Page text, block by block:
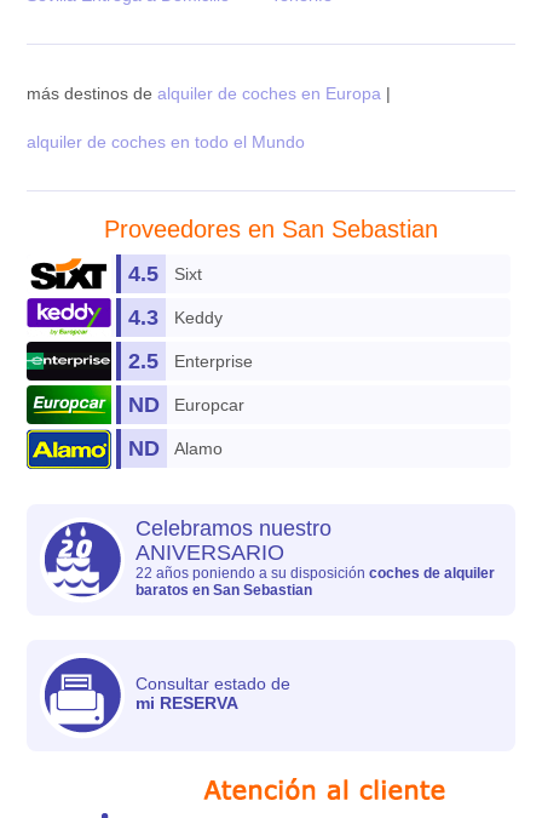
más destinos dealquiler de coches en Europa |
alquiler de coches en todo el Mundo
Proveedores en San Sebastian
Sixt
4.5
Keddy
4.3
Enterprise
2.5
Europcar
ND
Alamo
ND
Celebramos nuestro
ANIVERSARIO
22 años poniendo a su disposicióncoches de alquiler
baratos en San Sebastian
Consultar estado de
mi RESERVA